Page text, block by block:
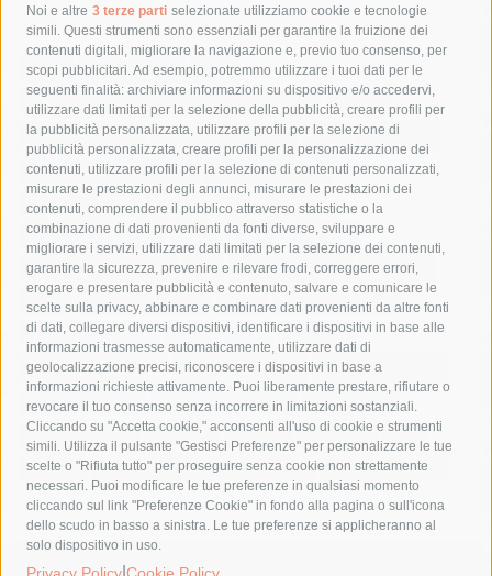
Noi e altre 3 terze parti selezionate utilizziamo cookie e tecnologie
simili. Questi strumenti sono essenziali per garantire la fruizione dei
contenuti digitali, migliorare la navigazione e, previo tuo consenso, per
scopi pubblicitari. Ad esempio, potremmo utilizzare i tuoi dati per le
seguenti finalità: archiviare informazioni su dispositivo e/o accedervi,
utilizzare dati limitati per la selezione della pubblicità, creare profili per
la pubblicità personalizzata, utilizzare profili per la selezione di
pubblicità personalizzata, creare profili per la personalizzazione dei
contenuti, utilizzare profili per la selezione di contenuti personalizzati,
misurare le prestazioni degli annunci, misurare le prestazioni dei
contenuti, comprendere il pubblico attraverso statistiche o la
combinazione di dati provenienti da fonti diverse, sviluppare e
migliorare i servizi, utilizzare dati limitati per la selezione dei contenuti,
garantire la sicurezza, prevenire e rilevare frodi, correggere errori,
erogare e presentare pubblicità e contenuto, salvare e comunicare le
scelte sulla privacy, abbinare e combinare dati provenienti da altre fonti
di dati, collegare diversi dispositivi, identificare i dispositivi in base alle
informazioni trasmesse automaticamente, utilizzare dati di
geolocalizzazione precisi, riconoscere i dispositivi in base a
informazioni richieste attivamente. Puoi liberamente prestare, rifiutare o
revocare il tuo consenso senza incorrere in limitazioni sostanziali.
Cliccando su "Accetta cookie," acconsenti all'uso di cookie e strumenti
simili. Utilizza il pulsante "Gestisci Preferenze" per personalizzare le tue
scelte o "Rifiuta tutto" per proseguire senza cookie non strettamente
necessari. Puoi modificare le tue preferenze in qualsiasi momento
cliccando sul link "Preferenze Cookie" in fondo alla pagina o sull'icona
dello scudo in basso a sinistra. Le tue preferenze si applicheranno al
solo dispositivo in uso.
Privacy Policy Cookie Policy
Tag
acqua allerta meteo
anas
area marina protetta di punta campanella
arresto
Asl Napoli 3 sud
capitaneria di porto capri
carabinieri
castellammare di stabia
circumvesuviana
comune di sorrento
concerto
contagi
costiera amalfitana
covid-19 eav
elezioni
fondazione sorrento
gori guardia costiera
incidente
lavori
lorenzo balducelli mare
massa lubrense
massimo coppola
Meta napoli
ordinanza
penisola sorrentina
piano di sorrento
polizia municipale
protezione civile
Regione Campania
sant'agnello
sindaco cuomo
sorrento studenti temporali
treni
turismo
Vico Equense villa fiorentino vincenzo de luca
© 2015 SorrentoPress. All rights reserved.